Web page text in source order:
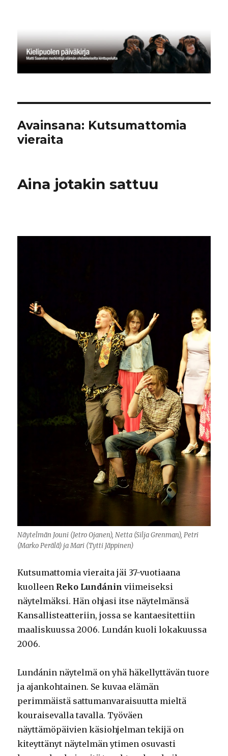
Avainsana: Kutsumattomia
vieraita
Aina jotakin sattuu
Näytelmän Jouni (Jetro Ojanen), Netta (Silja Grenman), Petri
(Marko Perälä) ja Mari (Tytti Jäppinen)
Kutsumattomia vieraita jäi 37-vuotiaana
kuolleen Reko Lundánin viimeiseksi
näytelmäksi. Hän ohjasi itse näytelmänsä
Kansallisteatteriin, jossa se kantaesitettiin
maaliskuussa 2006. Lundán kuoli lokakuussa
2006.
Lundánin näytelmä on yhä häkellyttävän tuore
ja ajankohtainen. Se kuvaa elämän
perimmäistä sattumanvaraisuutta mieltä
kouraisevalla tavalla. Työväen
näyttämöpäivien käsiohjelman tekijä on
kiteyttänyt näytelmän ytimen osuvasti